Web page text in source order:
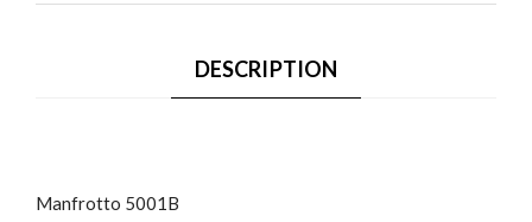
DESCRIPTION
Manfrotto 5001B